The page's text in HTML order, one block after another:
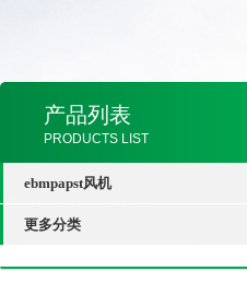
产品列表
PRODUCTS LIST
ebmpapst风机
更多分类